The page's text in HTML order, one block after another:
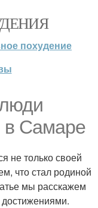
похудение
в Самаре
не только своей
что стал родиной
мы расскажем